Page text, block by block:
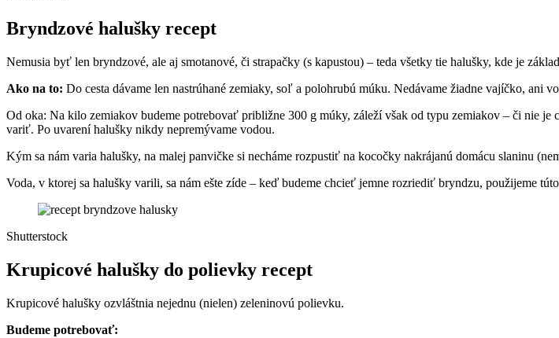
Bryndzové halušky recept
Nemusia byť len bryndzové, ale aj smotanové, či strapačky (s kapustou) – teda všetky tie halušky, kde je
Ako na to: Do cesta dávame len nastrúhané zemiaky, soľ a polohrubú múku. Nedávame žiadne vajíčko, ani
Od oka: Na kilo zemiakov budeme potrebovať približne 300 g múky, záleží však od typu zemiakov – či nie je
variť. Po uvarení halušky nikdy nepremývame vodou.
Kým sa nám varia halušky, na malej panvičke si necháme rozpustiť na kocočky nakrájanú domácu slaninu
Voda, v ktorej sa halušky varili, sa nám ešte zíde – keď budeme chcieť jemne rozriediť bryndzu, použijeme
Shutterstock
Krupicové halušky do polievky recept
Krupicové halušky ozvláštnia nejednu (nielen) zeleninovú polievku.
Budeme potrebovať: